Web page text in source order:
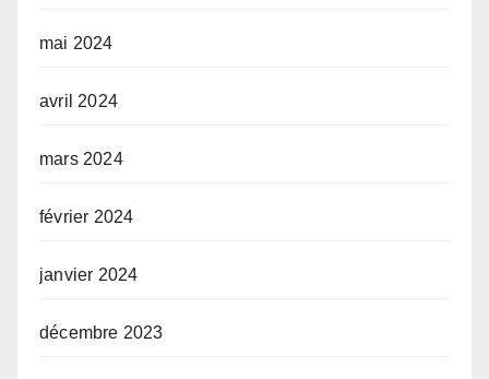
mai 2024
avril 2024
mars 2024
février 2024
janvier 2024
décembre 2023